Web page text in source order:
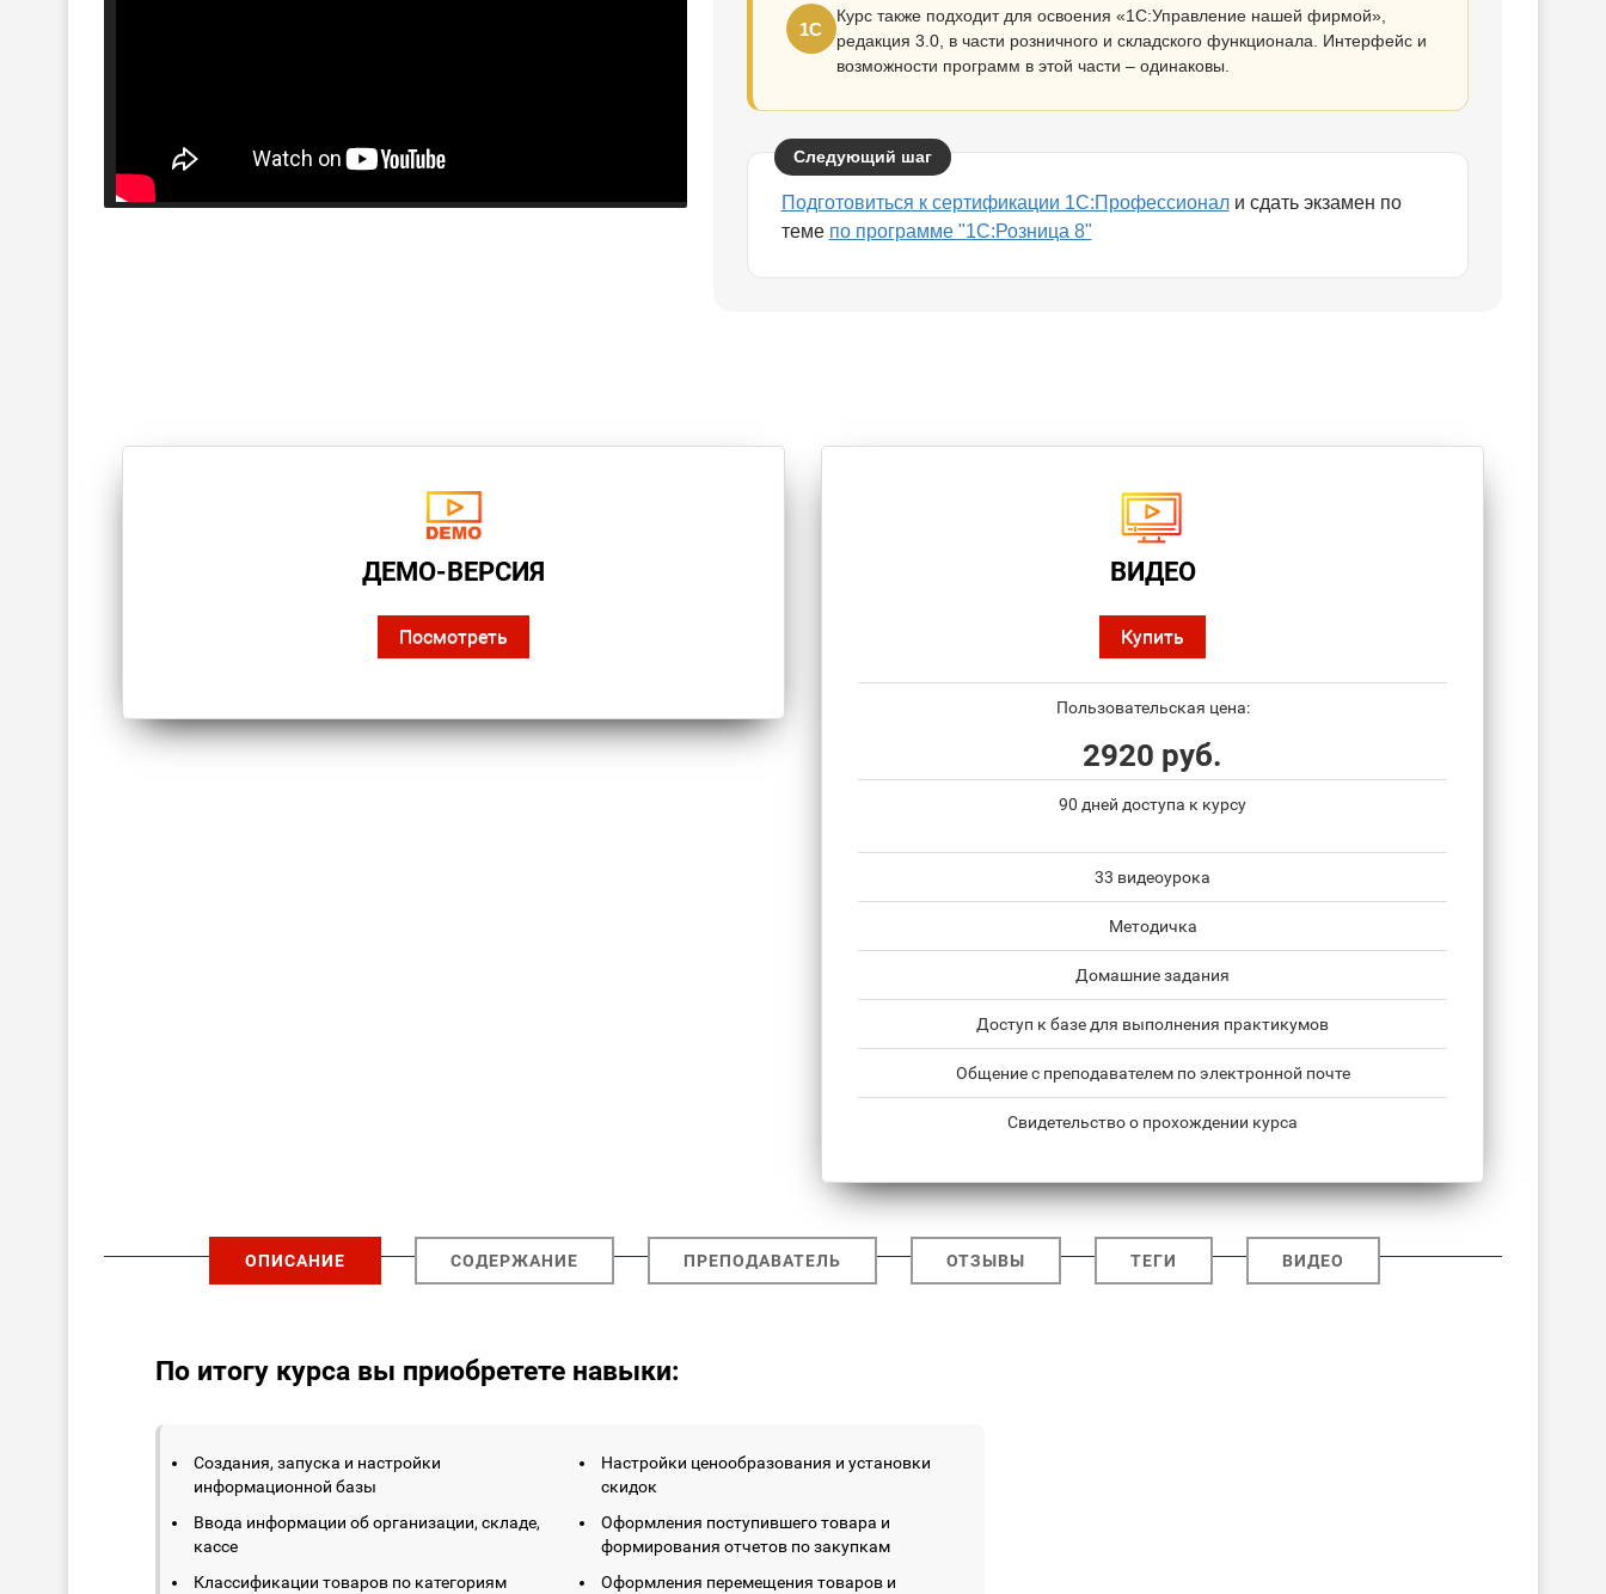
1С
Курс также подходит для освоения «1С:Управление нашей фирмой»,
редакция 3.0, в части розничного и складского функционала. Интерфейс и
возможности программ в этой части – одинаковы.
Следующий шаг
Подготовиться к сертификации 1С:Профессионали сдать экзамен по
теме по программе "1С:Розница 8"
ДЕМО-ВЕРСИЯ
Посмотреть
ВИДЕО
Купить
Пользовательская цена:
2920 руб.
90 дней доступа к курсу
33 видеоурока
Методичка
Домашние задания
Доступ к базе для выполнения практикумов
Общение с преподавателем по электронной почте
Свидетельство о прохождении курса
ОПИСАНИЕ СОДЕРЖАНИЕ ПРЕПОДАВАТЕЛЬ ОТЗЫВЫ ТЕГИ ВИДЕО
По итогу курса вы приобретете навыки:
Создания, запуска и настройки
информационной базы
Ввода информации об организации, складе,
кассе
Классификации товаров по категориям
Настройки ценообразования и установки
скидок
Оформления поступившего товара и
формирования отчетов по закупкам
Оформления перемещения товаров и